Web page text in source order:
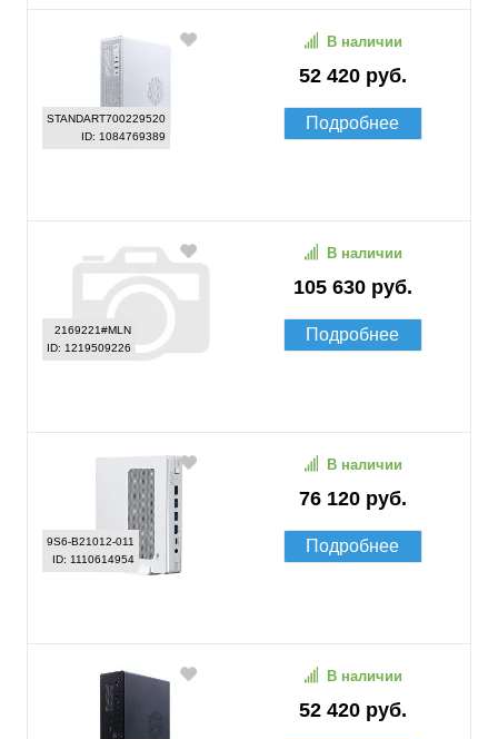
STANDART700229520
ID: 1084769389
52 420 руб.
В наличии
Подробнее
2169221#MLN
ID: 1219509226
105 630 руб.
В наличии
Подробнее
9S6-B21012-011
ID: 1110614954
76 120 руб.
В наличии
Подробнее
52 420 руб.
В наличии